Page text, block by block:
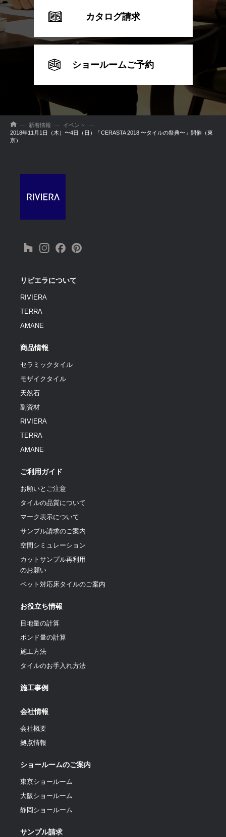
カタログ請求
ショールームご予約
新着情報
イベント
2018年11月1日（木）〜4日（日）「CERASTA 2018 〜タイルの祭典〜」開催（東
京）
リビエラについて
RIVIERA
TERRA
AMANE
商品情報
セラミックタイル
モザイクタイル
天然石
副資材
RIVIERA
TERRA
AMANE
ご利用ガイド
お願いとご注意
タイルの品質について
マーク表示について
サンプル請求のご案内
空間シミュレーション
カットサンプル再利用
のお願い
ペット対応床タイルのご案内
お役立ち情報
目地量の計算
ポンド量の計算
施工方法
タイルのお手入れ方法
施工事例
会社情報
会社概要
拠点情報
ショールームのご案内
東京ショールーム
大阪ショールーム
静岡ショールーム
サンプル請求